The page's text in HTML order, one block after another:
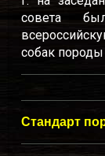
совета
собак породы
Стандарт